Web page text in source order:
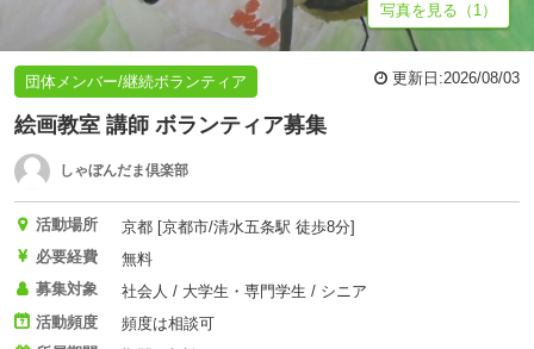
写真を見る（1）
団体メンバー/継続ボランティア 更新日:2026/08/03
絵画教室 講師 ボランティア募集
しゃぼんだま倶楽部
活動場所
京都 [京都市/清水五条駅 徒歩8分]
必要経費
無料
募集対象
社会人 / 大学生・専門学生 / シニア
活動頻度
頻度は相談可